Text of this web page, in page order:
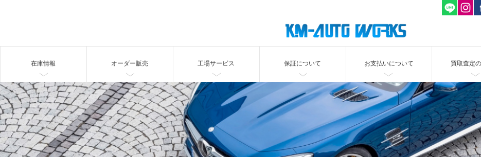
在庫情報 オーダー販売 工場サービス 保証について お支払いについて 買取査定